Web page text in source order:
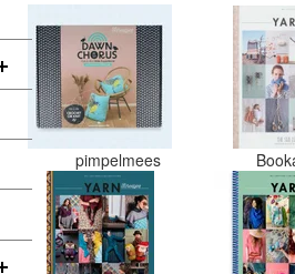
pimpelmees